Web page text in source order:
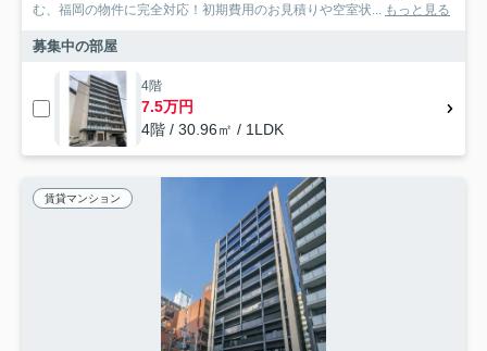
む、福岡の物件に完全対応！初期費用のお見積りや空室状... もっと見る
募集中の部屋
4階
7.5万円
4階 / 30.96㎡ / 1LDK
賃貸マンション